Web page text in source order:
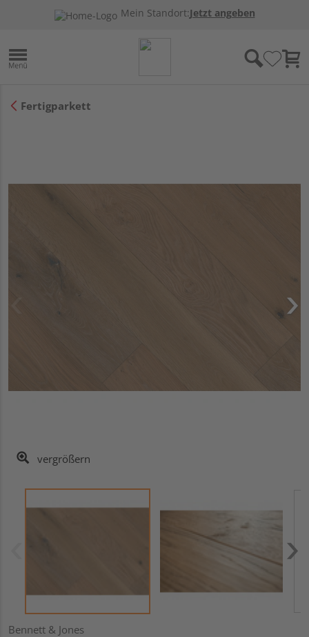
Mein Standort:Jetzt angeben
Fertigparkett
vergrößern
Bennett & Jones